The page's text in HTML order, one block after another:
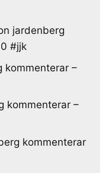
jardenberg
#jjk
kommenterar –
kommenterar –
kommenterar